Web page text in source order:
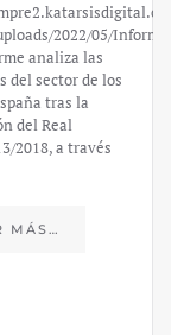
2022/05/
analiza las
del sector de los
tras la
del Real
2018, a través
MÁS…